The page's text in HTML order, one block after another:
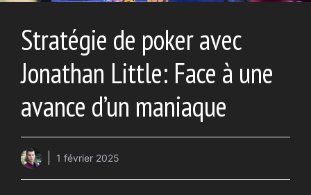
Stratégie de poker avec
Jonathan Little: Face à une
avance d’un maniaque
1 février 2025